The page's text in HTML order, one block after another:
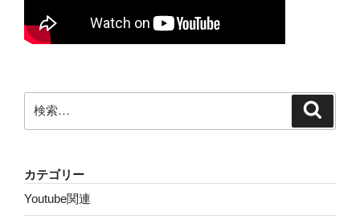
索:
カテゴリー
Youtube関連